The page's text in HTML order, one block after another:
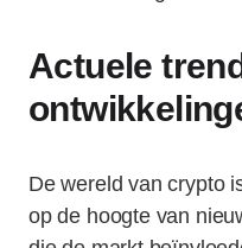
Actuele
De wereld van crypto
op de hoogte van